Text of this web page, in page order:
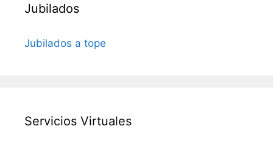
Jubilados
Jubilados a tope
Servicios Virtuales